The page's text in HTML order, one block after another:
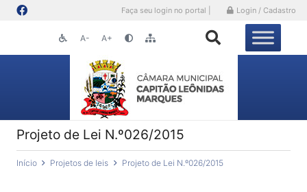
Faça seu login no portal | Login / Cadastro
A- A+
Projeto de Lei N.º026/2015
Início Projetos de leis Projeto de Lei N.º026/2015